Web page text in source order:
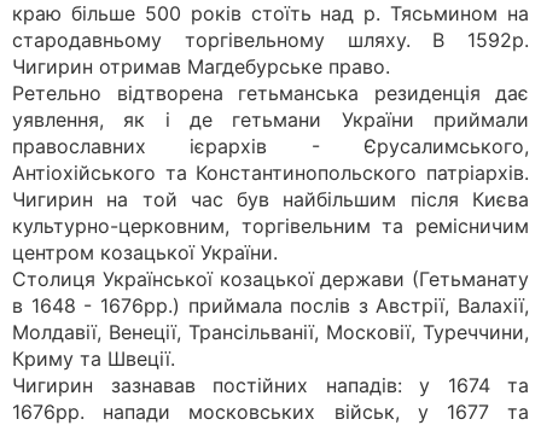
краю більше 500 років стоїть над р. Тясьмином на
стародавньому торгівельному шляху. В 1592р.
Чигирин отримав Магдебурське право.
Ретельно відтворена гетьманська резиденція дає
уявлення, як і де гетьмани України приймали
православних ієрархів - Єрусалимського,
Антіохійського та Константинопольского патріархів.
Чигирин на той час був найбільшим після Києва
культурно-церковним, торгівельним та ремісничим
центром козацької України.
Столиця Української козацької держави (Гетьманату
в 1648 - 1676рр.) приймала послів з Австрії, Валахії,
Молдавії, Венеції, Трансільванії, Московії, Туреччини,
Криму та Швеції.
Чигирин зазнавав постійних нападів: у 1674 та
1676рр. напади московських військ, у 1677 та